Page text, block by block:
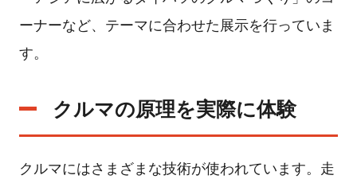
ーナーなど、テーマに合わせた展示を行っていま
す。
クルマの原理を実際に体験
クルマにはさまざまな技術が使われています。走